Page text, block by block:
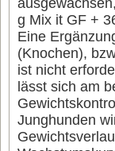
g Mix it GF +
Eine
(Knochen),
ist nicht
lässt sich am
Junghunden